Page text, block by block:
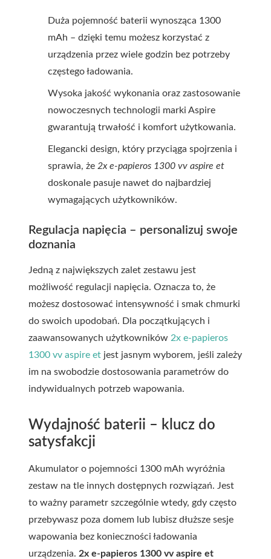
Duża pojemność baterii wynosząca 1300
mAh – dzięki temu możesz korzystać z
urządzenia przez wiele godzin bez potrzeby
częstego ładowania.
Wysoka jakość wykonania oraz zastosowanie
nowoczesnych technologii marki Aspire
gwarantują trwałość i komfort użytkowania.
Elegancki design, który przyciąga spojrzenia i
sprawia, że 2x e-papieros 1300 vv aspire et
doskonale pasuje nawet do najbardziej
wymagających użytkowników.
Regulacja napięcia – personalizuj swoje
doznania
Jedną z największych zalet zestawu jest
możliwość regulacji napięcia. Oznacza to, że
możesz dostosować intensywność i smak chmurki
do swoich upodobań. Dla początkujących i
zaawansowanych użytkowników 2x e-papieros
1300 vv aspire et jest jasnym wyborem, jeśli zależy
im na swobodzie dostosowania parametrów do
indywidualnych potrzeb wapowania.
Wydajność baterii – klucz do
satysfakcji
Akumulator o pojemności 1300 mAh wyróżnia
zestaw na tle innych dostępnych rozwiązań. Jest
to ważny parametr szczególnie wtedy, gdy często
przebywasz poza domem lub lubisz dłuższe sesje
wapowania bez konieczności ładowania
urządzenia. 2x e-papieros 1300 vv aspire et